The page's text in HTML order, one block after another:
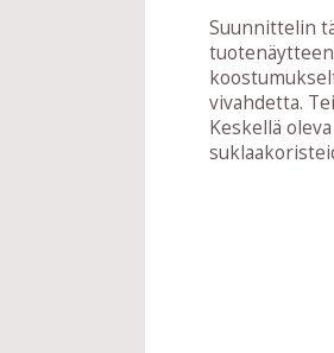
Suunnittelin
vivahdetta.
Keskellä